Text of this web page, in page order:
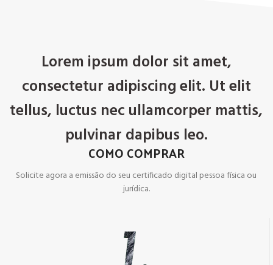
Lorem ipsum dolor sit amet,
consectetur adipiscing elit. Ut elit
tellus, luctus nec ullamcorper mattis,
pulvinar dapibus leo.
COMO COMPRAR
Solicite agora a emissão do seu certificado digital pessoa física ou
jurídica.